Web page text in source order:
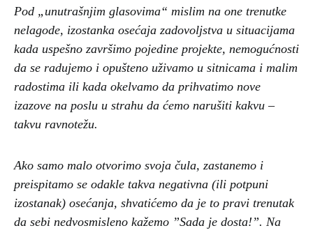
Pod „unutrašnjim glasovima“ mislim na one trenutke
nelagode, izostanka osećaja zadovoljstva u situacijama
kada uspešno završimo pojedine projekte, nemogućnosti
da se radujemo i opušteno uživamo u sitnicama i malim
radostima ili kada okelvamo da prihvatimo nove
izazove na poslu u strahu da ćemo narušiti kakvu –
takvu ravnotežu.
Ako samo malo otvorimo svoja čula, zastanemo i
preispitamo se odakle takva negativna (ili potpuni
izostanak) osećanja, shvatićemo da je to pravi trenutak
da sebi nedvosmisleno kažemo ”Sada je dosta!”. Na